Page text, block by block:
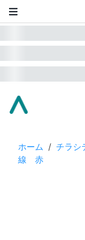
ホーム / チラシ
線 赤